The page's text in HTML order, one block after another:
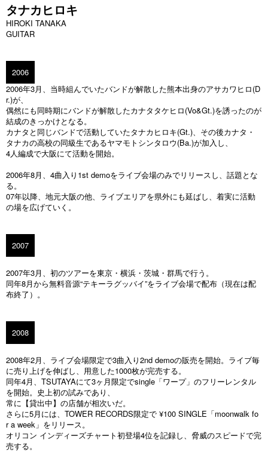
タナカヒロキ
HIROKI TANAKA
GUITAR
2006
2006年3月、当時組んでいたバンドが解散した熊本出身のアサカワヒロ(D
r.)が、
偶然にも同時期にバンドが解散したカナタタケヒロ(Vo&Gt.)を誘ったのが
結成のきっかけとなる。
カナタと同じバンドで活動していたタナカヒロキ(Gt.)、その後カナタ・
タナカの高校の同級生であるヤマモトシンタロウ(Ba.)が加入し、
4人編成で大阪にて活動を開始。
2006年8月、4曲入り1st demoをライブ会場のみでリリースし、話題とな
る。
07年以降、地元大阪の他、ライブエリアを県外にも延ばし、着実に活動
の場を広げていく。
2007
2007年3月、初のツアーを東京・横浜・茨城・群馬で行う。
同年8月から無料音源“テキーラグッバイ”をライブ会場で配布（現在は配
布終了）。
2008
2008年2月、ライブ会場限定で3曲入り2nd demoの販売を開始。ライブ毎
に売り上げを伸ばし、用意した1000枚が完売する。
同年4月、TSUTAYAにて3ヶ月限定でsingle「ワープ」のフリーレンタル
を開始。史上初の試みであり、
常に【貸出中】の店舗が相次いだ。
さらに5月には、TOWER RECORDS限定で ¥100 SINGLE「moonwalk fo
r a week」をリリース。
オリコン インディーズチャート初登場4位を記録し、脅威のスピードで完
売する。